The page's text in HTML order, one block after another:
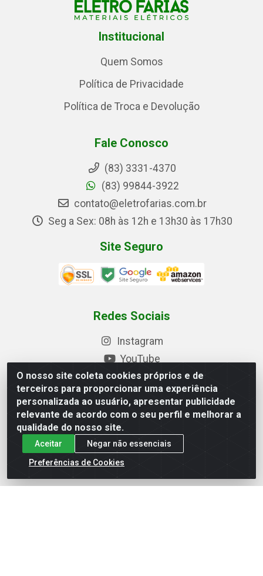
O nosso site coleta cookies próprios e de
terceiros para proporcionar uma experiência
personalizada ao usuário, apresentar publicidade
relevante de acordo com o seu perfil e melhorar a
qualidade do nosso site.
Aceitar
Negar não essenciais
Preferências de Cookies
Institucional
Quem Somos
Política de Privacidade
Política de Troca e Devolução
Fale Conosco
(83) 3331-4370
(83) 99844-3922
contato@eletrofarias.com.br
Seg a Sex: 08h às 12h e 13h30 às 17h30
Site Seguro
Redes Sociais
Instagram
YouTube
Formas de Pagamento
Baixe nosso APP